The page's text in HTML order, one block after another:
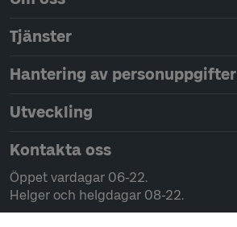
Tjänster
Hantering av personuppgifter
Utveckling
Kontakta oss
Öppet vardagar 06-22.
Helger och helgdagar 08-22.